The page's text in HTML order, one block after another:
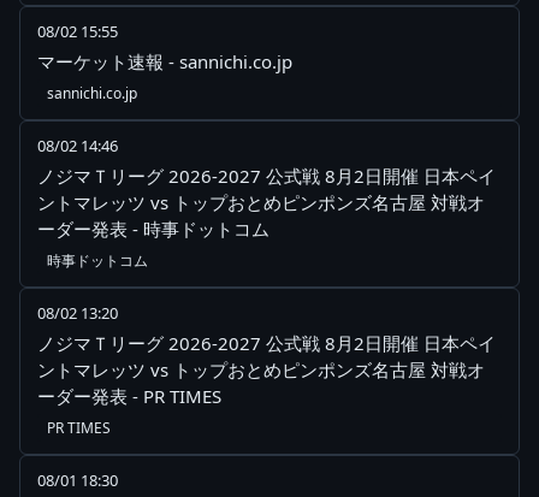
08/02 15:55
マーケット速報 - sannichi.co.jp
sannichi.co.jp
08/02 14:46
ノジマＴリーグ 2026-2027 公式戦 8月2日開催 日本ペイ
ントマレッツ vs トップおとめピンポンズ名古屋 対戦オ
ーダー発表 - 時事ドットコム
時事ドットコム
08/02 13:20
ノジマＴリーグ 2026-2027 公式戦 8月2日開催 日本ペイ
ントマレッツ vs トップおとめピンポンズ名古屋 対戦オ
ーダー発表 - PR TIMES
PR TIMES
08/01 18:30